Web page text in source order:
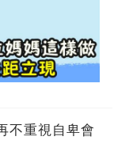
不重視自卑會